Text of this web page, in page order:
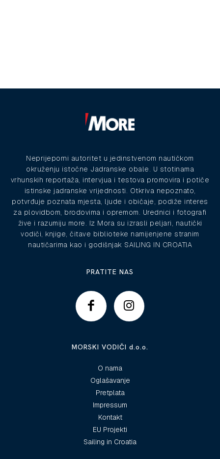
Neprijeporni autoritet u jedinstvenom nautičkom
okruženju istočne Jadranske obale. U stotinama
vrhunskih reportaža, intervjua i testova promovira i potiče
istinske jadranske vrijednosti. Otkriva nepoznato,
potvrđuje poznata mjesta, ljude i običaje, podiže interes
za plovidbom, brodovima i opremom. Urednici i fotografi
žive i razumiju more. Iz Mora su izrasli peljari, nautički
vodiči, knjige, čitave biblioteke namijenjene stranim
nautičarima kao i godišnjak SAILING IN CROATIA
PRATITE NAS
MORSKI VODIČI d.o.o.
O nama
Oglašavanje
Pretplata
Impressum
Kontakt
EU Projekti
Sailing in Croatia